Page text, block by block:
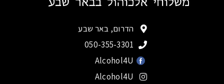
הדרום, באר שבע
050-355-3301
Alcohol4U
Alcohol4U